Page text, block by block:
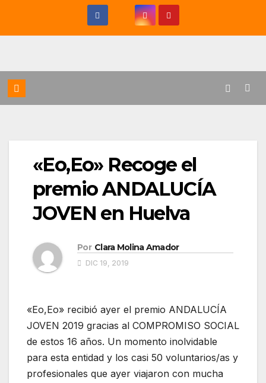
«Eo,Eo» Recoge el
premio ANDALUCÍA
JOVEN en Huelva
Por Clara Molina Amador
DIC 19, 2019
«Eo,Eo» recibió ayer el premio ANDALUCÍA
JOVEN 2019 gracias al COMPROMISO SOCIAL
de estos 16 años. Un momento inolvidable
para esta entidad y los casi 50 voluntarios/as y
profesionales que ayer viajaron con mucha